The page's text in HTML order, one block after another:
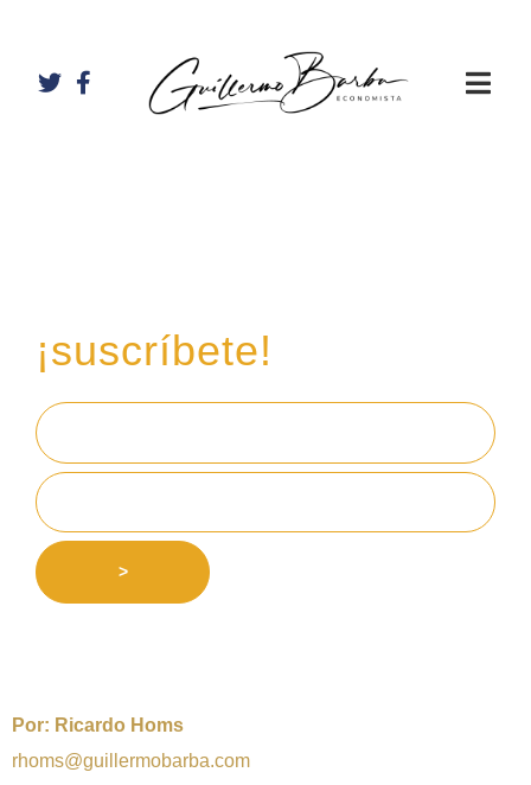
¡suscríbete!
>
Por: Ricardo Homs
rhoms@guillermobarba.com